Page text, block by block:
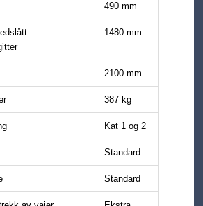
490 mm
1480 mm
2100 mm
387 kg
Kat 1 og 2
Standard
Standard